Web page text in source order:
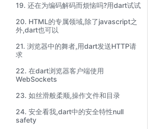
19. 还在为编码解码而烦恼吗?用dart试试
20. HTML的专属领域,除了javascript之
外,dart也可以
21. 浏览器中的舞者,用dart发送HTTP请
求
22. 在dart浏览器客户端使用
WebSockets
23. 如丝滑般柔顺,操作文件和目录
24. 安全看我,dart中的安全特性null
safety